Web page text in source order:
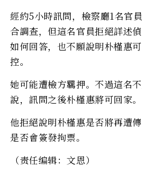
經約5小時訊問，檢察廳1名官
合調查，但這名官員拒絕詳述
如何回答，也不願說明朴槿惠
控。
她可能遭檢方羈押。不過這名
說，訊問之後朴槿惠將可回家。
他拒絕說明朴槿惠是否將再遭
是否會簽發拘票。
（责任编辑：文恩）